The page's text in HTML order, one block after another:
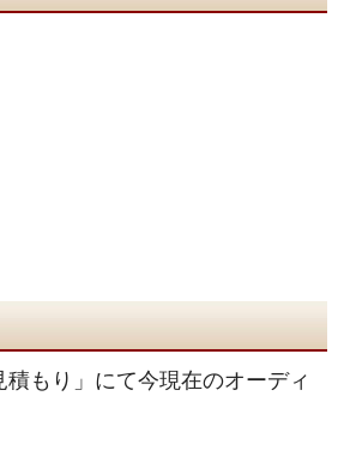
もり」にて今現在のオーディ